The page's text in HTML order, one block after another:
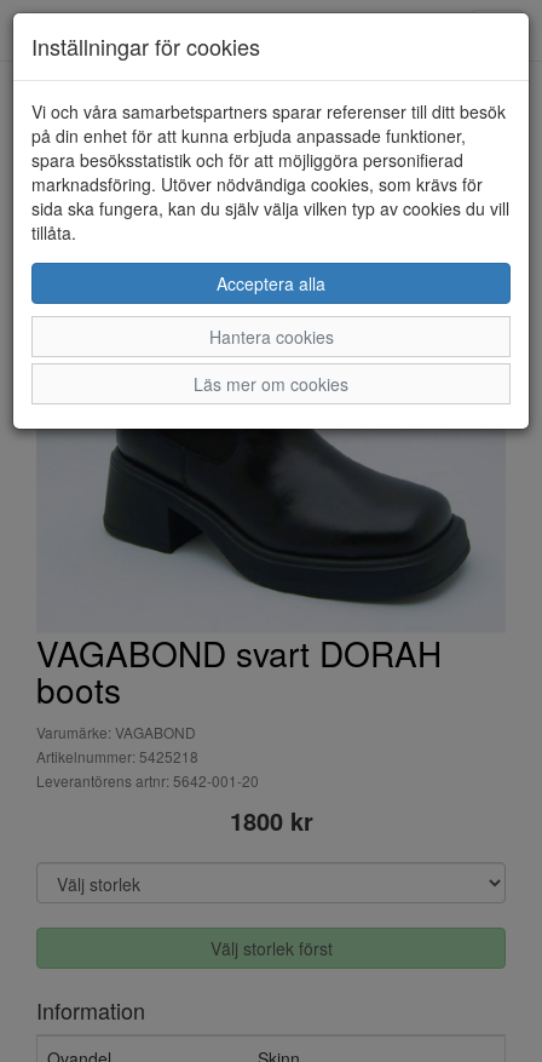
HEM VAGABOND
VAGABOND svart DORAH
boots
Varumärke: VAGABOND
Artikelnummer: 5425218
Leverantörens artnr: 5642-001-20
1800 kr
Välj storlek först
Information
Inställningar för cookies
Vi och våra samarbetspartners sparar referenser till ditt besök
på din enhet för att kunna erbjuda anpassade funktioner,
spara besöksstatistik och för att möjliggöra personifierad
marknadsföring. Utöver nödvändiga cookies, som krävs för
sida ska fungera, kan du själv välja vilken typ av cookies du vill
tillåta.
Acceptera alla
Hantera cookies
Läs mer om cookies